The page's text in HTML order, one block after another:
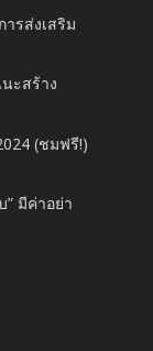
รส่งเสริม
ะสร้าง
(ชมฟรี!)
” มีค่าอย่า